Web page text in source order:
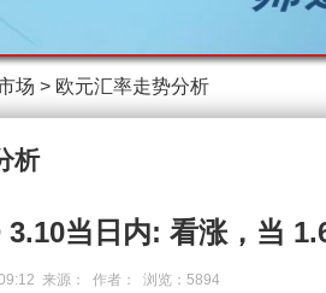
场 > 欧元汇率走势分析
析
3.10当日内: 看涨，当
来源： 作者： 浏览：5894